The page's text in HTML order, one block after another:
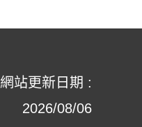
網站更新日期 :
2026/08/06